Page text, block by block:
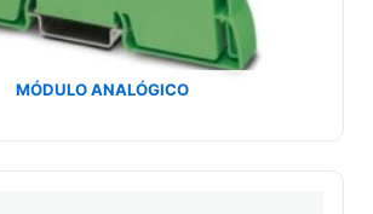
MÓDULO ANALÓGICO